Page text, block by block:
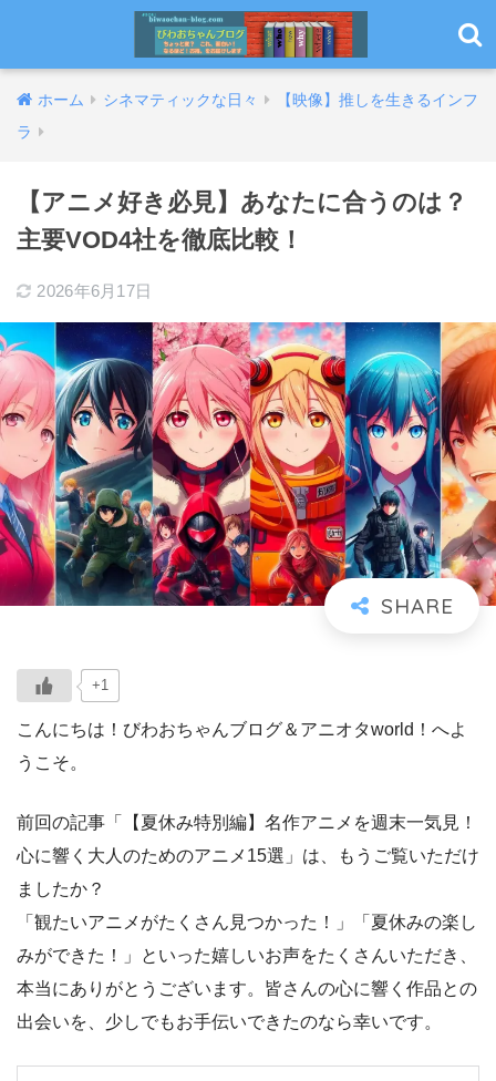
ホーム シネマティックな日々
【映像】推しを生きるインフ
ラ
【アニメ好き必見】あなたに合うのは？
主要VOD4社を徹底比較！
2026年6月17日
+1
こんにちは！びわおちゃんブログ＆アニオタworld！へよ
うこそ。
前回の記事「【夏休み特別編】名作アニメを週末一気見！
心に響く大人のためのアニメ15選」は、もうご覧いただけ
ましたか？
「観たいアニメがたくさん見つかった！」「夏休みの楽し
みができた！」といった嬉しいお声をたくさんいただき、
本当にありがとうございます。皆さんの心に響く作品との
出会いを、少しでもお手伝いできたのなら幸いです。